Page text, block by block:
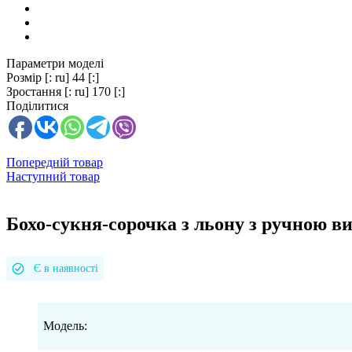
Параметри моделі
Розмір [: ru] 44 [:]
Зростання [: ru] 170 [:]
Поділитися
Попередній товар
Наступний товар
Бохо-сукня-сорочка з льону з ручною
Є в наявності
Модель: